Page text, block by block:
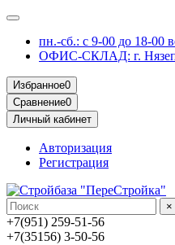
пн.-сб.: с 9-00 до 18-00
ОФИС-СКЛАД: г.
Избранное0
Сравнение0
Личный кабинет
Авторизация
Регистрация
×
+7(951) 259-51-56
+7(35156) 3-50-56